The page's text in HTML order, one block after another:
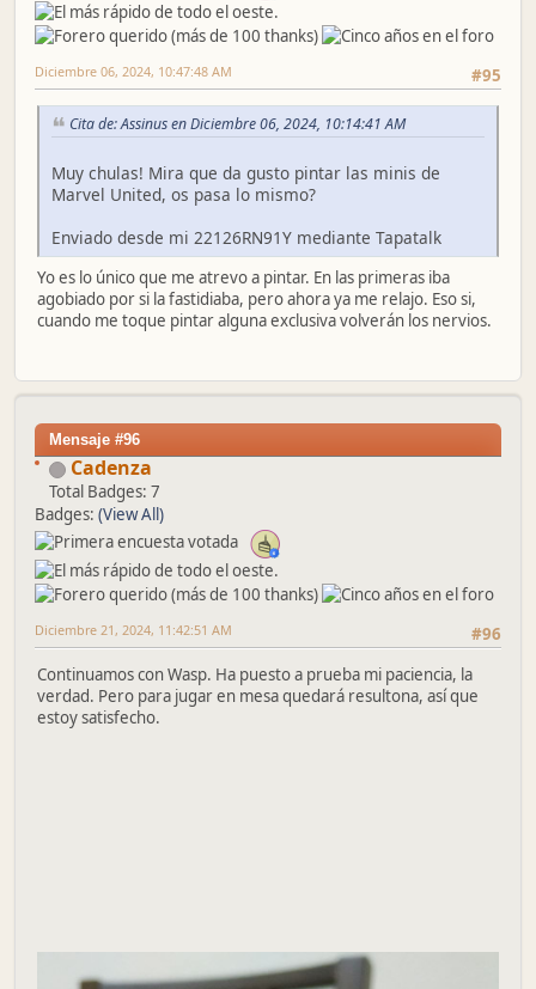
#95
Diciembre 06, 2024, 10:47:48 AM
Cita de: Assinus en Diciembre 06, 2024, 10:14:41 AM
Muy chulas! Mira que da gusto pintar las minis de
Marvel United, os pasa lo mismo?
Enviado desde mi 22126RN91Y mediante Tapatalk
Yo es lo único que me atrevo a pintar. En las primeras iba
agobiado por si la fastidiaba, pero ahora ya me relajo. Eso si,
cuando me toque pintar alguna exclusiva volverán los nervios.
Mensaje #96
Cadenza
Total Badges: 7
Badges: (View All)
#96
Diciembre 21, 2024, 11:42:51 AM
Continuamos con Wasp. Ha puesto a prueba mi paciencia, la
verdad. Pero para jugar en mesa quedará resultona, así que
estoy satisfecho.